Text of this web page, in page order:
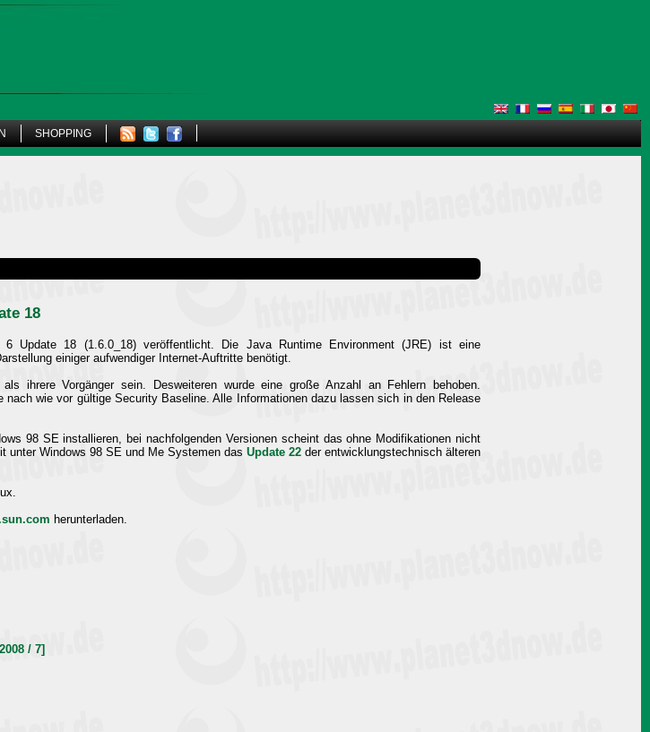
SHOPPING
18
Update 18 (1.6.0_18) veröffentlicht. Die Java Runtime Environment (JRE) ist eine
einiger aufwendiger Internet-Auftritte benötigt.
ihrere Vorgänger sein. Desweiteren wurde eine große Anzahl an Fehlern behoben.
wie vor gültige Security Baseline. Alle Informationen dazu lassen sich in den Release
98 SE installieren, bei nachfolgenden Versionen scheint das ohne Modifikationen nicht
unter Windows 98 SE und Me Systemen das Update 22 der entwicklungstechnisch älteren
herunterladen.
/ 7]